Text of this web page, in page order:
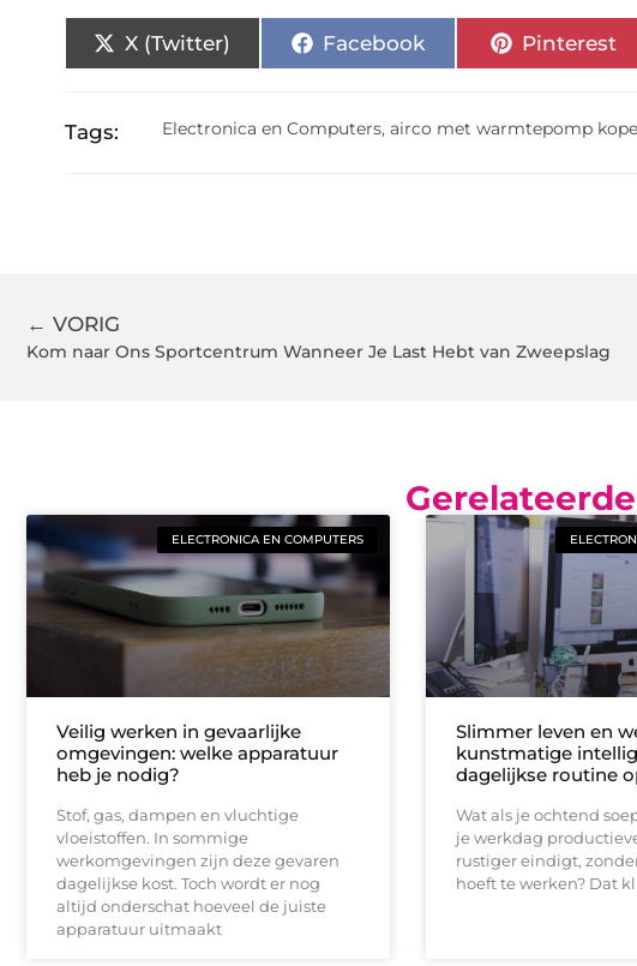
X (Twitter) Facebook Pinterest
Tags: Electronica en Computers,airco met warmtepomp
← VORIG
Kom naar Ons Sportcentrum Wanneer Je Last Hebt van Zweepslag
ELECTRONICA EN COMPUTERS
Veilig werken in gevaarlijke
omgevingen: welke apparatuur
heb je nodig?
Stof, gas, dampen en vluchtige
vloeistoffen. In sommige
werkomgevingen zijn deze gevaren
dagelijkse kost. Toch wordt er nog
altijd onderschat hoeveel de juiste
apparatuur uitmaakt
Slimmer leven en
kunstmatige
dagelijkse routine
Wat als je ochtend
je werkdag
rustiger eindigt,
hoeft te werken? Dat